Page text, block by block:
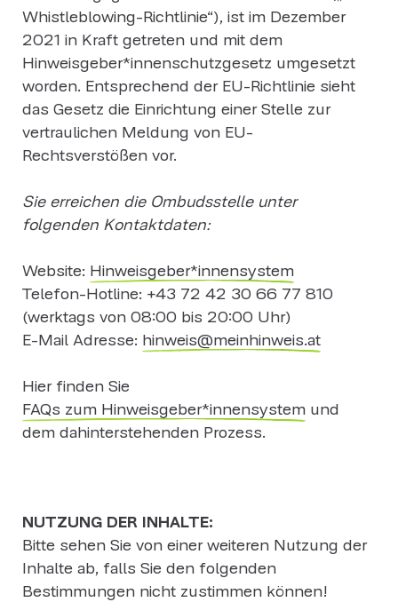
Whistleblowing-Richtlinie“), ist im Dezember
2021 in Kraft getreten und mit dem
Hinweisgeber*innenschutzgesetz umgesetzt
worden. Entsprechend der EU-Richtlinie sieht
das Gesetz die Einrichtung einer Stelle zur
vertraulichen Meldung von EU-
Rechtsverstößen vor.
Sie erreichen die Ombudsstelle unter
folgenden Kontaktdaten:
Website: Hinweisgeber*innensystem
Telefon-Hotline: +43 72 42 30 66 77 810
(werktags von 08:00 bis 20:00 Uhr)
E-Mail Adresse: hinweis@meinhinweis.at
Hier finden Sie
FAQs zum Hinweisgeber*innensystem und
dem dahinterstehenden Prozess.
NUTZUNG DER INHALTE:
Bitte sehen Sie von einer weiteren Nutzung der
Inhalte ab, falls Sie den folgenden
Bestimmungen nicht zustimmen können!